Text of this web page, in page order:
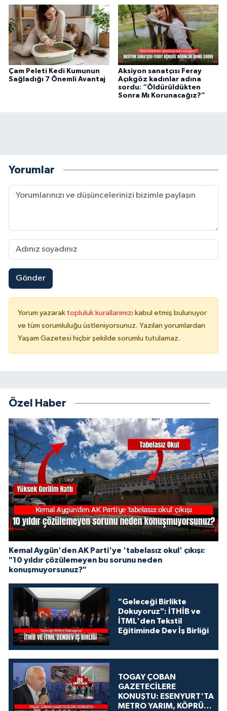
Çam Peleti Kedi Kumunun
Sağladığı 7 Önemli Avantaj
Aksiyon sanatçısı Feray
Açıkgöz kadınlar adına
sordu: “Öldürüldükten
Sonra Mı Korunacağız?”
Yorumlar
Gönder
Yorum yazarak topluluk kurallarımızı kabul etmiş bulunuyor
ve tüm sorumluluğu üstleniyorsunuz. Yazılan yorumlardan
Yaşam Gazetesi hiçbir şekilde sorumlu tutulamaz.
Özel Haber
Kemal Aygün'den AK Parti'ye 'tabelasız okul' çıkışı:
"10 yıldır çözülemeyen bu sorunu neden
konuşmuyorsunuz?"
"Geleceği Birlikte
Dokuyoruz": İTHİB ve
İTML'den Tekstil
Eğitiminde Dev İş Birliği
TOGAY ÇOBAN
GAZETECİLERE
KONUŞTU: ESENYURT'TA
METRO YARIM, KÖPRÜ